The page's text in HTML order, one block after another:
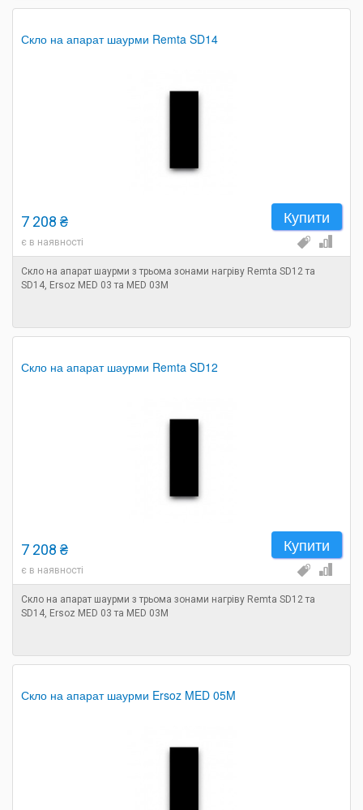
Скло на апарат шаурми Remta SD14
Купити
7 208 ₴
є в наявності
Скло на апарат шаурми з трьома зонами нагріву Remta SD12 та
SD14, Ersoz MED 03 та MED 03M
Скло на апарат шаурми Remta SD12
Купити
7 208 ₴
є в наявності
Скло на апарат шаурми з трьома зонами нагріву Remta SD12 та
SD14, Ersoz MED 03 та MED 03M
Скло на апарат шаурми Ersoz MED 05M